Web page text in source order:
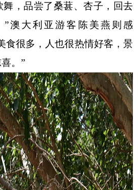
，品尝了桑葚、杏子，回去
澳大利亚游客陈美燕则感
食很多，人也很热情好客，景
。”